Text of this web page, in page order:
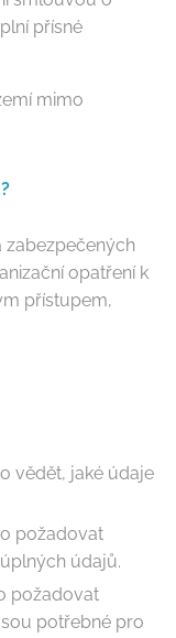
přísné
mimo
zabezpečených
opatření k
přístupem,
vědět, jaké údaje
požadovat
údajů.
požadovat
potřebné pro